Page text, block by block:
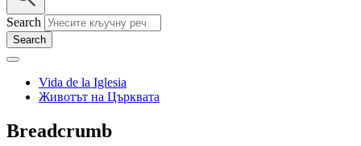
Search
Vida de la Iglesia
Животът на Църквата
Breadcrumb